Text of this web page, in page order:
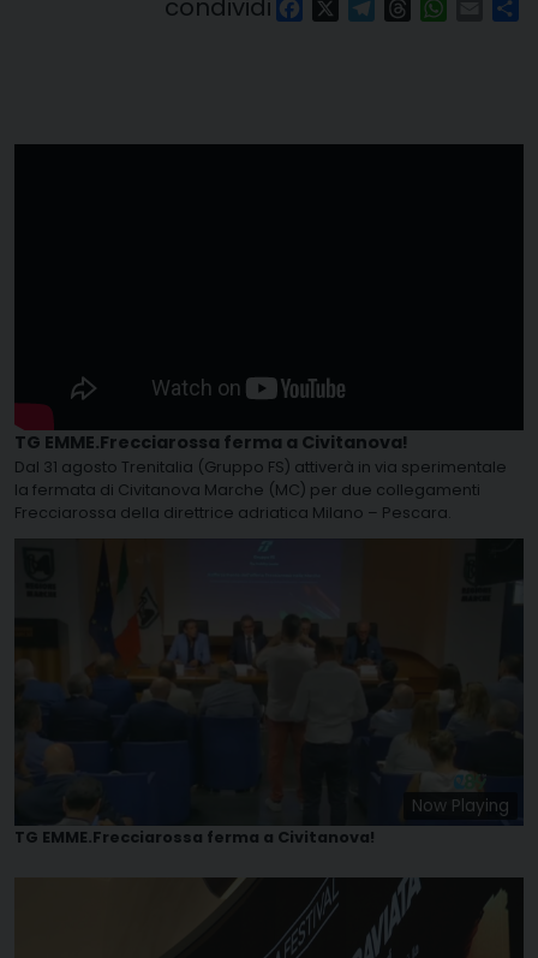
condividi FacebookTelegram
Threads Email
TG EMME.Frecciarossa ferma a Civitanova!
Dal 31 agosto Trenitalia (Gruppo FS) attiverà in via sperimentale
la fermata di Civitanova Marche (MC) per due collegamenti
Frecciarossa della direttrice adriatica Milano – Pescara.
Now Playing
TG EMME.Frecciarossa ferma a Civitanova!